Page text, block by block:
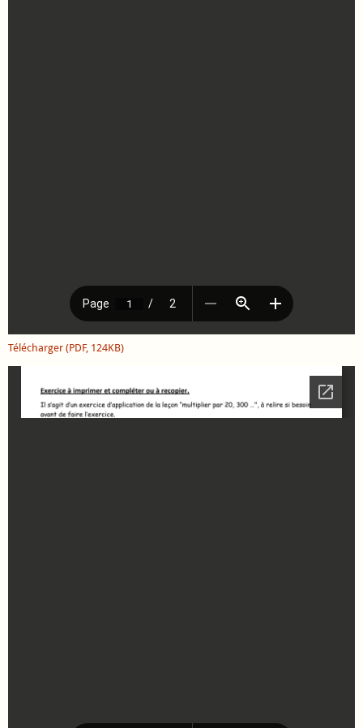
Télécharger (PDF, 124KB)